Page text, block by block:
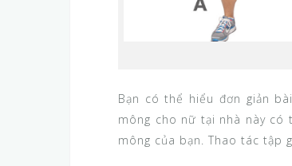
Bạn có thể hiểu đơn giản
mông cho nữ tại nhà này có
mông của bạn. Thao tác tập